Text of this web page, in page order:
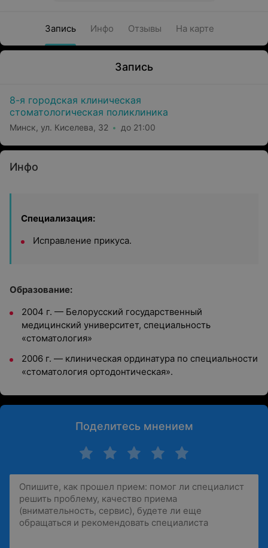
Запись Инфо Отзывы На карте
Запись
8-я городская клиническая
стоматологическая поликлиника
Минск, ул. Киселева, 32 до 21:00
Инфо
Специализация:
Исправление прикуса.
Образование:
2004 г. — Белорусский государственный
медицинский университет, специальность
«стоматология»
2006 г. — клиническая ординатура по специальности
«стоматология ортодонтическая».
Поделитесь мнением